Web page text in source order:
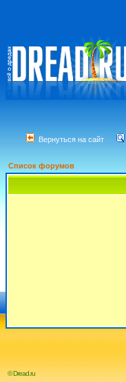
Вернуться на сайт
Список форумов
© Dread.ru